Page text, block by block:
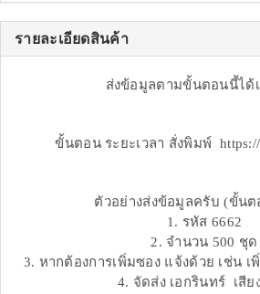
รายละเอียดสินค้า
ส่งข้อมูลตามขั้นตอนนี้ได้
ขั้นตอน ระยะเวลา สั่งพิมพ์
ตัวอย่างส่งข้อมูลครับ (ขั้น
1. รหัส 6662
2. จำนวน 500 ชุด
3. หากต้องการเพิ่มซอง แจ้งด้วย เช่น
4. จัดส่ง เอกรินทร์ เสีย